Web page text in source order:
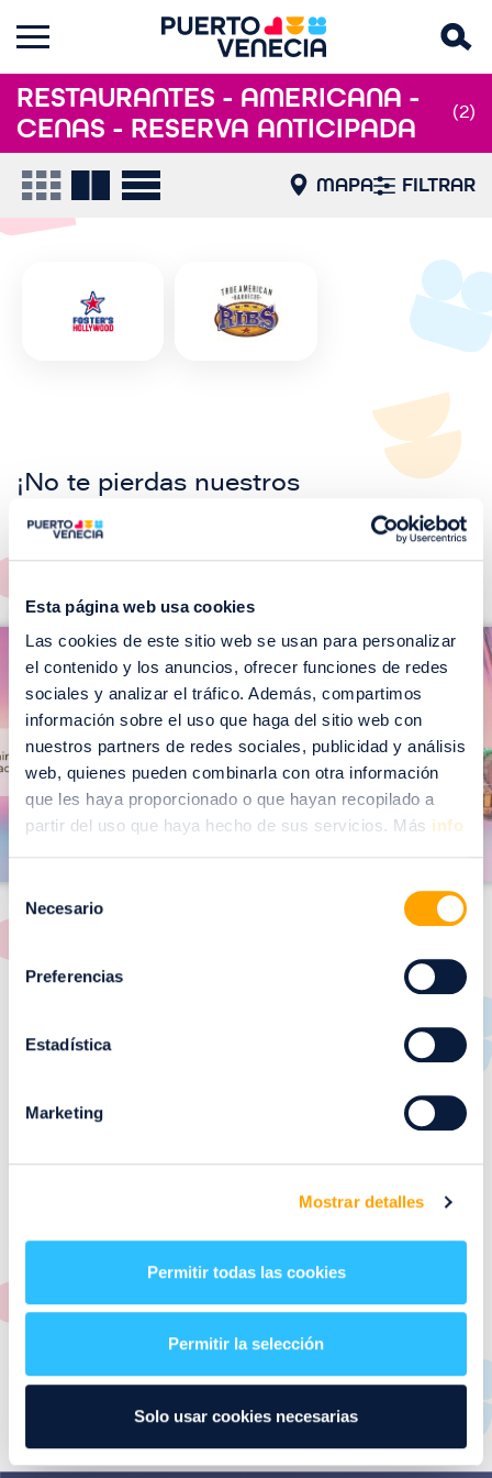
Esta página web usa cookies
Las cookies de este sitio web se usan para personalizar
el contenido y los anuncios, ofrecer funciones de redes
sociales y analizar el tráfico. Además, compartimos
información sobre el uso que haga del sitio web con
nuestros partners de redes sociales, publicidad y análisis
web, quienes pueden combinarla con otra información
que les haya proporcionado o que hayan recopilado a
partir del uso que haya hecho de sus servicios. Más info
Selección
Necesario
Preferencias
Estadística
Marketing
Mostrar detalles
Permitir todas las cookies
Permitir la selección
Solo usar cookies necesarias
RESTAURANTES - AMERICANA -
CENAS - RESERVA ANTICIPADA
(2)
MAPA FILTRAR
¡No te pierdas nuestros
EVENTOS!
Ver todos >
m
a
g
n
I
m
RESTAURANTES
de Puerto Venecia
restaurantes de Puerto Venecia. Descubre las mejores
cada una de nuestras marcas. Sus datos de contacto y
también un plano de los restaurantes para que
consultar o el alfabeto desplegable para navegar por